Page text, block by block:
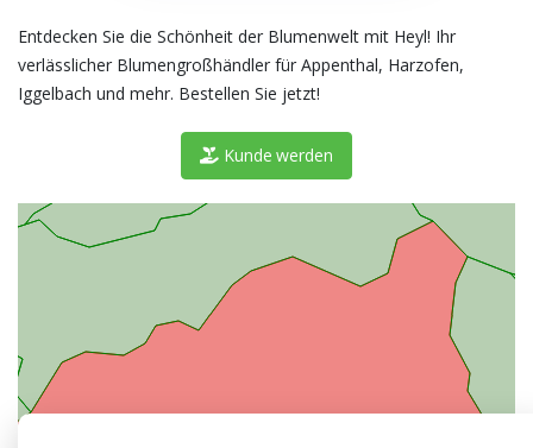
Entdecken Sie die Schönheit der Blumenwelt mit Heyl! Ihr
verlässlicher Blumengroßhändler für Appenthal, Harzofen,
Iggelbach und mehr. Bestellen Sie jetzt!
Kunde werden